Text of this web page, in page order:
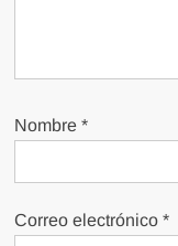
Nombre*
Correo electrónico*